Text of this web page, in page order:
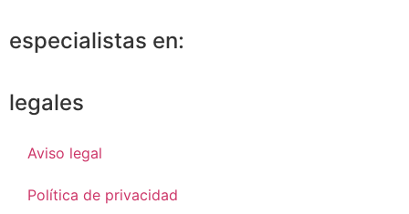
especialistas en:
legales
Aviso legal
Política de privacidad